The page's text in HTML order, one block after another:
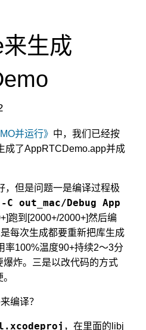
生成
并运行》 中，我们已经按
成了AppRTCDemo.app并成
，但是问题一是编译过程极
out_mac/Debug App
跑到[2000+/2000+]然后编
每次生成都要重新把库生成
率100%温度90+持续2～3分
炸。三是以改代码的方式
编译？
，在里面的libj